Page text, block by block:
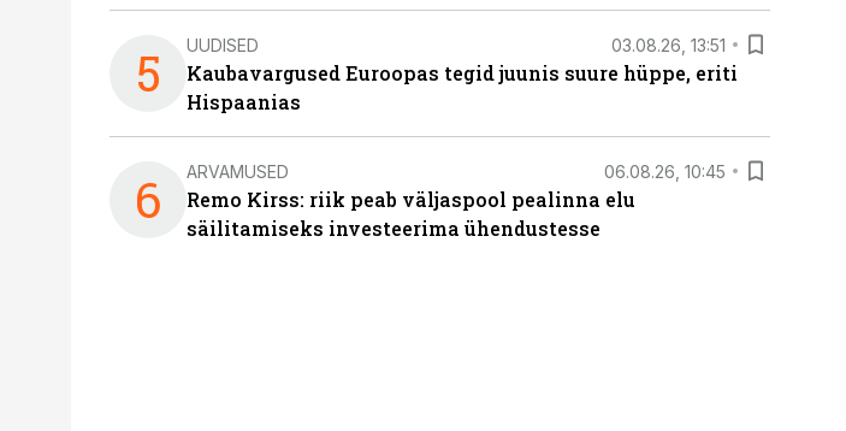
5 UUDISED 03.08.26, 13:51
Kaubavargused Euroopas tegid juunis suure hüppe, eriti
Hispaanias
6 ARVAMUSED 06.08.26, 10:45
Remo Kirss: riik peab väljaspool pealinna elu
säilitamiseks investeerima ühendustesse